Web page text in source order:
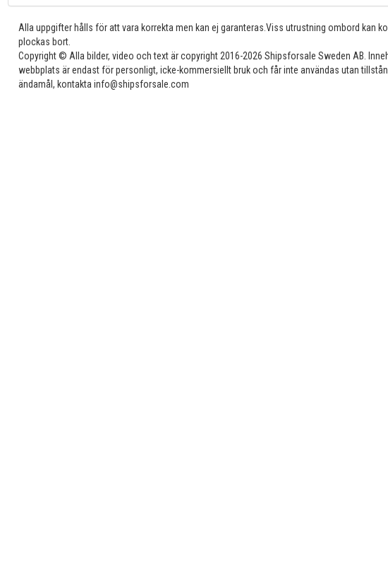
Alla uppgifter hålls för att vara korrekta men kan ej garanteras.Viss utrustning ombord kan
plockas bort.
Copyright © Alla bilder, video och text är copyright 2016-2026 Shipsforsale Sweden AB.
webbplats är endast för personligt, icke-kommersiellt bruk och får inte användas utan
ändamål, kontakta info@shipsforsale.com